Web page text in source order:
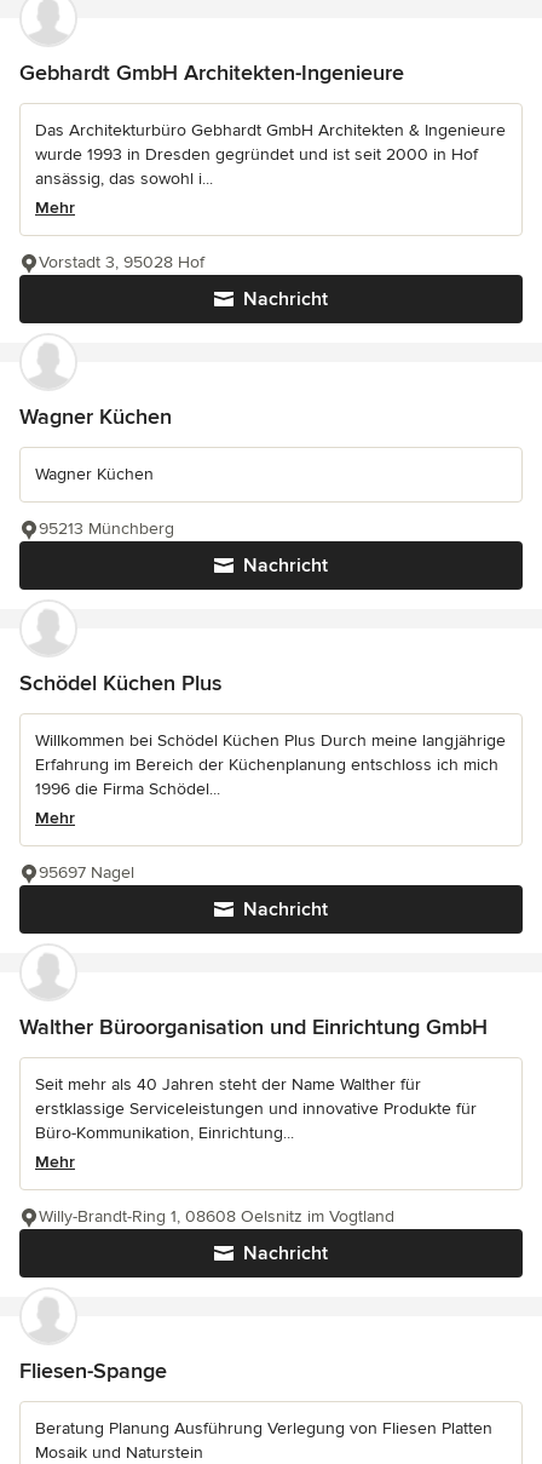
Gebhardt GmbH Architekten-Ingenieure
Das Architekturbüro Gebhardt GmbH Architekten & Ingenieure
wurde 1993 in Dresden gegründet und ist seit 2000 in Hof
ansässig, das sowohl i...
Mehr
Nachricht
Vorstadt 3, 95028 Hof
Wagner Küchen
Wagner Küchen
Nachricht
95213 Münchberg
Schödel Küchen Plus
Willkommen bei Schödel Küchen Plus Durch meine langjährige
Erfahrung im Bereich der Küchenplanung entschloss ich mich
1996 die Firma Schödel...
Mehr
Nachricht
95697 Nagel
Walther Büroorganisation und Einrichtung GmbH
Seit mehr als 40 Jahren steht der Name Walther für
erstklassige Serviceleistungen und innovative Produkte für
Büro-Kommunikation, Einrichtung...
Mehr
Nachricht
Willy-Brandt-Ring 1, 08608 Oelsnitz im Vogtland
Fliesen-Spange
Beratung Planung Ausführung Verlegung von Fliesen Platten
Mosaik und Naturstein